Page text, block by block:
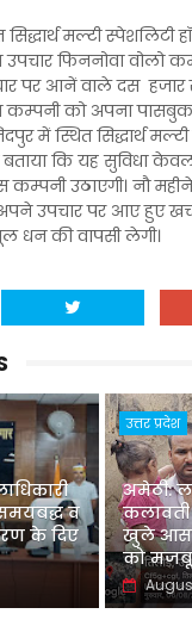
सिद्धार्थ मल्टी
फिननोवा वोलो
पर आनें वाले दस
कम्पनी को अपना
में स्थित सिद्धार्थ
बताया कि यह सुविधा
उठाएगी। नौ
उपचार पर आए हुए
धन की वापसी लेगी।
व
के दिए
उत्तर प्रदेश
अमेठी:
खुले
को